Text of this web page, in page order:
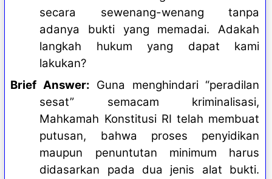
secara sewenang-wenang tanpa
adanya bukti yang memadai. Adakah
langkah hukum yang dapat kami
lakukan?
Brief Answer: Guna menghindari “peradilan
sesat” semacam kriminalisasi,
Mahkamah Konstitusi RI telah membuat
putusan, bahwa proses penyidikan
maupun penuntutan minimum harus
didasarkan pada dua jenis alat bukti.